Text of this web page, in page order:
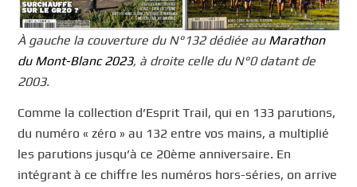
À gauche la couverture du N°132 dédiée au Marathon
du Mont-Blanc 2023, à droite celle du N°0 datant de
2003.
Comme la collection d’Esprit Trail, qui en 133 parutions,
du numéro « zéro » au 132 entre vos mains, a multiplié
les parutions jusqu’à ce 20ème anniversaire. En
intégrant à ce chiffre les numéros hors-séries, on arrive